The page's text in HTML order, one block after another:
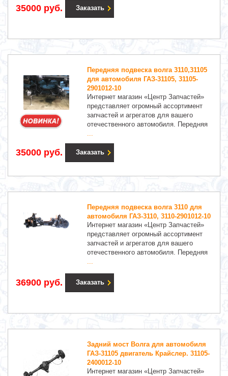
35000 руб. Заказать
Передняя подвеска волга 3110,31105
для автомобиля ГАЗ-31105, 31105-
2901012-10
Интернет магазин «Центр Запчастей»
представляет огромный ассортимент
запчастей и агрегатов для вашего
отечественного автомобиля. Передняя
...
35000 руб. Заказать
Передняя подвеска волга 3110 для
автомобиля ГАЗ-3110, 3110-2901012-10
Интернет магазин «Центр Запчастей»
представляет огромный ассортимент
запчастей и агрегатов для вашего
отечественного автомобиля. Передняя
...
36900 руб. Заказать
Задний мост Волга для автомобиля
ГАЗ-31105 двигатель Крайслер. 31105-
2400012-10
Интернет магазин «Центр Запчастей»